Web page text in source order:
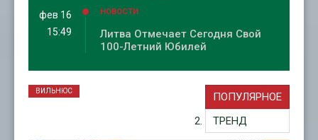
фев 16
15:49
НОВОСТИ
Литва Отмечает Сегодня Свой
100-Летний Юбилей
ПОПУЛЯРНОЕ
ТРЕНД
ВИЛЬНЮС